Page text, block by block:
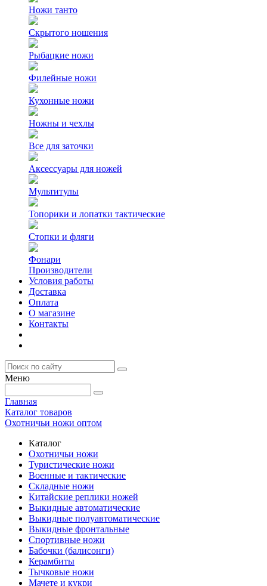
Ножи танто
Скрытого ношения
Рыбацкие ножи
Филейные ножи
Кухонные ножи
Ножны и чехлы
Все для заточки
Аксессуары для ножей
Мультитулы
Топорики и лопатки тактические
Стопки и фляги
Фонари
Производители
Условия работы
Доставка
Оплата
О магазине
Контакты
Меню
Главная
Каталог товаров
Охотничьи ножи оптом
Каталог
Охотничьи ножи
Туристические ножи
Военные и тактические
Складные ножи
Китайские реплики ножей
Выкидные автоматические
Выкидные полуавтоматические
Выкидные фронтальные
Спортивные ножи
Бабочки (балисонги)
Керамбиты
Тычковые ножи
Мачете и кукри